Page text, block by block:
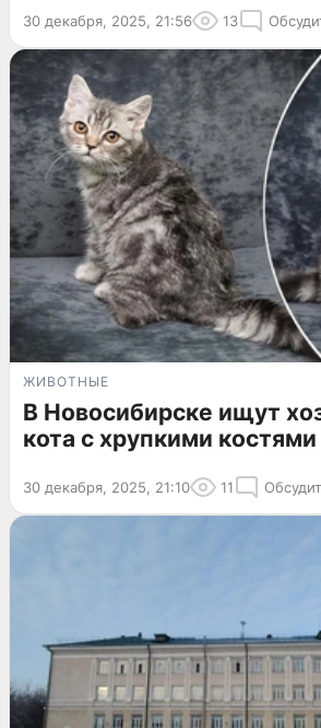
30 декабря, 2025, 21:56 13
ЖИВОТНЫЕ
В Новосибирске ищут
кота с хрупкими костями
30 декабря, 2025, 21:10 11